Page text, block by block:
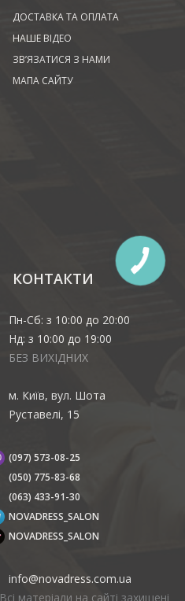
ДОСТАВКА ТА ОПЛАТА
НАШЕ ВІДЕО
ЗВ’ЯЗАТИСЯ З НАМИ
МАПА САЙТУ
КОНТАКТИ
Пн-Сб: з 10:00 до 20:00
Нд: з 10:00 до 19:00
БЕЗ ВИХІДНИХ
м. Київ, вул. Шота
Руставелі, 15
(097) 573-08-25
(‎050) 775-83-68
(063) 433-91-30
NOVADRESS_SALON
NOVADRESS_SALON
info@novadress.com.ua
Всі матеріали на сайті захищені